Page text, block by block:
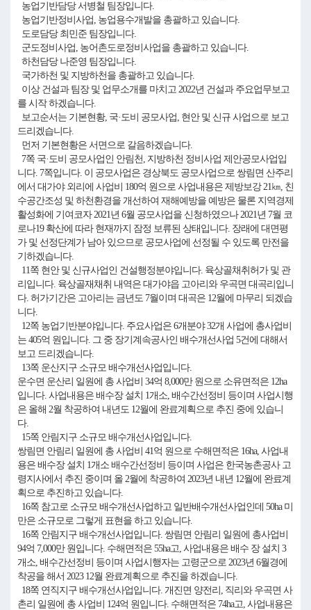
농업기반담당 서병철 팀장입니다.
농업기반정비사업, 농업용수개발을 총괄하고 있습니다.
도로담당 최민준 팀장입니다.
군도정비사업, 농어촌도로정비사업을 총괄하고 있습니다.
하천담당 나준영 팀장입니다.
국가하천 및 지방하천을 총괄하고 있습니다.
이상 건설과 팀장 및 업무소개를 마치고 2022년 건설과 주요업무보고
를 시작 하겠습니다.
보고순서는 기본현황, 국·도비 공모사업, 현안 및 신규 사업으로 보고
드리겠습니다.
먼저 기본현황은 서면으로 갈음하겠습니다.
7쪽 국·도비 공모사업인 안림천, 지방하천 정비사업 제안공모사업입
니다. 7쪽입니다. 이 공모사업은 경상북도 공모사업으로 쌍림면 산주리
에서 대가야 외리에 사업비 180억 원으로 사업내용은 제방보강 21㎞, 친
수공간조성 및 하천환경을 개선하여 재해예방을 예방은 물론 지역경제
활성화에 기여코자 2021년 6월 공모사업을 신청하였으나 2021년 7월 코
로나19 확산에 따라 현재까지 잠정 보류된 상태입니다. 장래에 대면평
가 및 선정단계가 남아 있으므로 공모사업에 선정될 수 있도록 만전을
기하겠습니다.
11쪽 현안 및 신규사업인 건설행정분야입니다. 육상골채취허가 및 관
리입니다. 육상골재채취 내역은 대가야읍 고아리와 우곡면 대곡리입니
다. 허가기간은 고아리는 금년도 7월이며 대곡은 12월에 마무리 되겠습
니다.
12쪽 농업기반분야입니다. 주요사업은 6개분야 32개 사업에 총사업비
는 405억 원입니다. 그 중 장기계속공사인 배수개선사업 5건에 대해서
보고 드리겠습니다.
13쪽 운산지구 소규모 배수개선사업입니다.
운수면 운산리 일원에 총 사업비 34억 8,000만 원으로 소유면적은 12ha
입니다. 사업내용은 배수장 설치 1개소, 배수간선정비 등이며 사업시행
은 올해 2월 착공하여 내년도 12월에 완료계획으로 추진 중에 있습니
다.
15쪽 안림지구 소규모 배수개선사업입니다.
쌍림면 안림리 일원에 총 사업비 41억 원으로 수해면적은 16ha, 사업내
용은 배수장 설치 1개소 배수간선정비 등이며 사업은 한국농촌공사 고
령지사에서 추진 중이며 올 2월에 착공하여 2023년 내년 12월에 완료계
획으로 추진하고 있습니다.
16쪽 참고로 소규모 배수개선사업하고 일반배수개선사업인데 50ha 미
만은 소규모로 그렇게 표현을 하고 있습니다.
16쪽 안림지구 배수개선사업입니다. 쌍림면 안림리 일원에 총사업비
94억 7,000만 원입니다. 수해면적은 55ha고, 사업내용은 배수 장 설치 3
개소, 배수간선정비 등이며 사업시행자는 고령군으로 2023년 6월경에
착공을 해서 2023 12월 완료계획으로 추진을 하겠습니다.
18쪽 연직지구 배수개선사업입니다. 개진면 양전리, 직리와 우곡면 사
촌리 일원에 총 사업비 124억 원입니다. 수해면적은 74ha고, 사업내용은